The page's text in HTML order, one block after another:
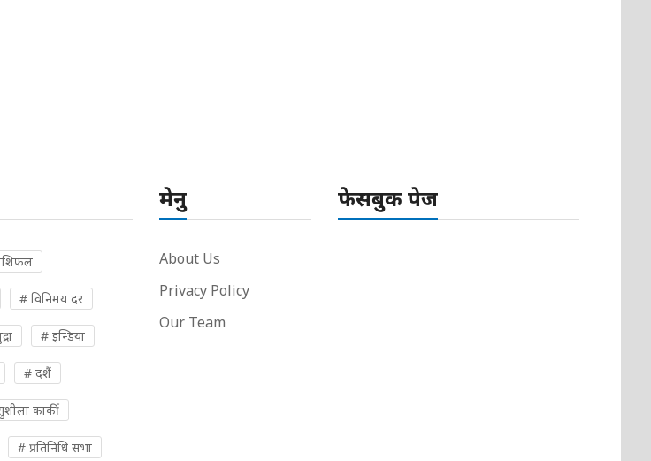
# विनिमय दर
# इन्डिया
# दशैं
कार्की
# प्रतिनिधि सभा
मेनु
About Us
Privacy Policy
Our Team
फेसबुक पेज